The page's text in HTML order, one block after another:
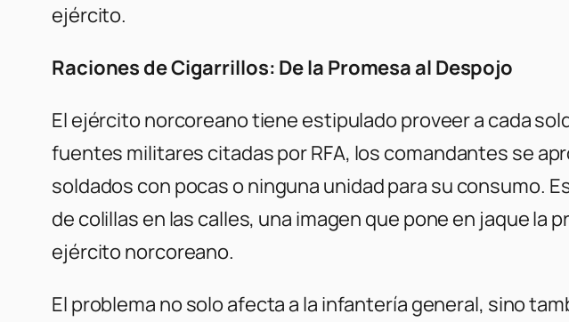
ejército.
Raciones de Cigarrillos: De la Promesa al Despojo
El ejército norcoreano tiene estipulado proveer a cada
fuentes militares citadas porRFA, los comandantes se
soldados con pocas o ninguna unidad para su consumo.
de colillas en las calles, una imagen que pone en jaque
ejército norcoreano.
El problema no solo afecta a la infantería general, sino